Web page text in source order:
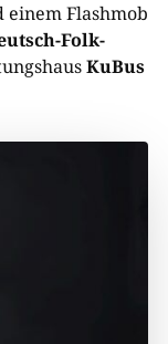
Flashmob
Folk-
KuBus